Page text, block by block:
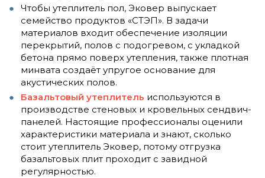
Чтобы утеплитель пол, Эковер выпускает
семейство продуктов «СТЭП». В задачи
материалов входит обеспечение изоляции
перекрытий, полов с подогревом, с укладкой
бетона прямо поверх утепления, также плотная
минвата создаёт упругое основание для
акустических полов.
Базальтовый утеплитель используются в
производстве стеновых и кровельных сендвич-
панелей. Настоящие профессионалы оценили
характеристики материала и знают, сколько
стоит утеплитель Эковер, потому отгрузка
базальтовых плит проходит с завидной
регулярностью.